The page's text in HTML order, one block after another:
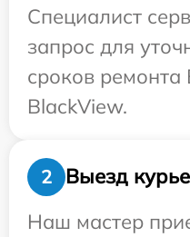
Специалист
запрос для
сроков ремонта
BlackView.
2
Выезд
Наш мастер